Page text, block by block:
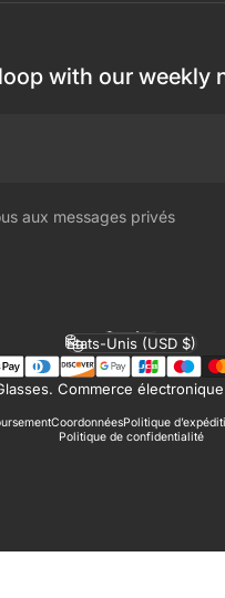
with our weekly
aux messages privés
Commerce
CoordonnéesPolitique
Politique de confidentialité
Langue
Pays/région
États-Unis (USD $)